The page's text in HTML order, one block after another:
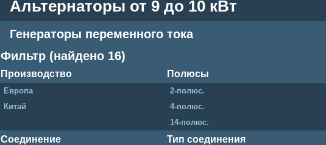
Альтернаторы от 9 до 10 кВт
Генераторы переменного тока
Фильтр (найдено 16)
Производство
Европа
Китай
Полюсы
2-полюс.
4-полюс.
14-полюс.
Соединение Тип соединения